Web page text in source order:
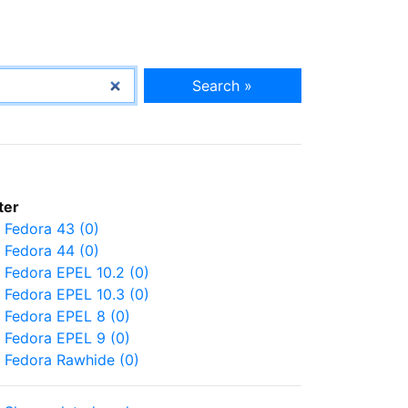
Search »
Fedora 43 (0)
Fedora 44 (0)
Fedora EPEL 10.2 (0)
Fedora EPEL 10.3 (0)
Fedora EPEL 8 (0)
Fedora EPEL 9 (0)
Fedora Rawhide (0)